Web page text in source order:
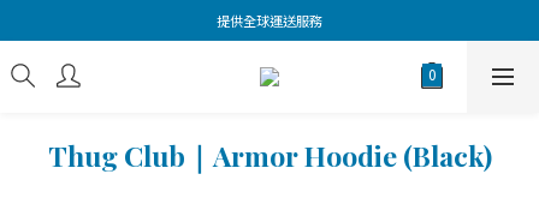
提供全球運送服務
Thug Club｜Armor Hoodie (Black)